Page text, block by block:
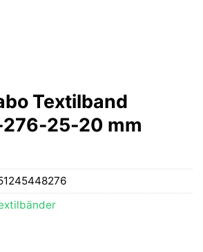
Textilband
25-20 mm